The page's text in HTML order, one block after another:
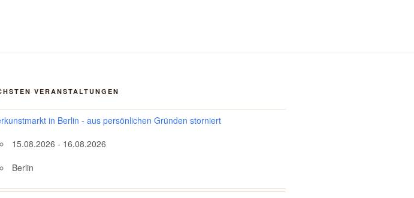
VERANSTALTUNGEN
in Berlin - aus persönlichen Gründen storniert
15.08.2026 - 16.08.2026
Berlin